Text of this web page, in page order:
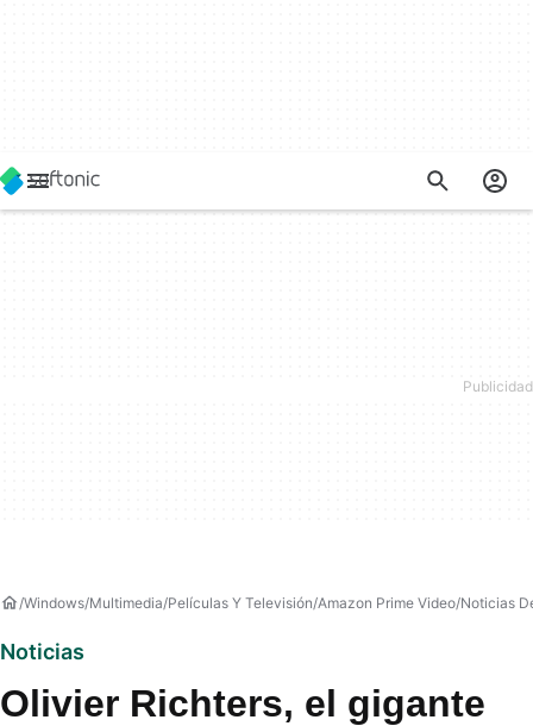
Windows Multimedia Películas Y Televisión Amazon Prime Video Noticias
Noticias
Olivier Richters, el gigante